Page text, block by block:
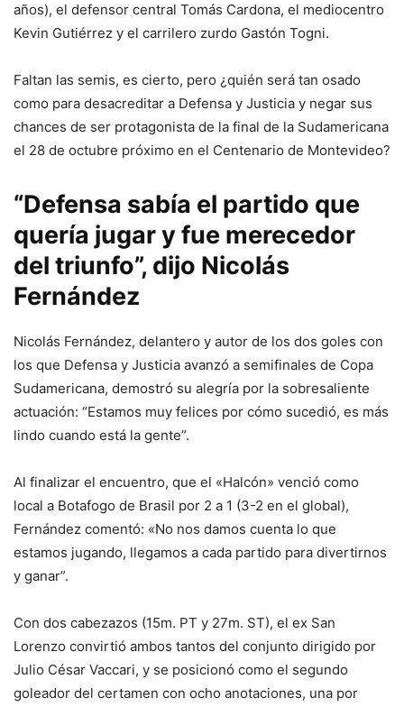
años), el defensor central Tomás Cardona, el mediocentro
Kevin Gutiérrez y el carrilero zurdo Gastón Togni.
Faltan las semis, es cierto, pero ¿quién será tan osado
como para desacreditar a Defensa y Justicia y negar sus
chances de ser protagonista de la final de la Sudamericana
el 28 de octubre próximo en el Centenario de Montevideo?
“Defensa sabía el partido que
quería jugar y fue merecedor
del triunfo”, dijo Nicolás
Fernández
Nicolás Fernández, delantero y autor de los dos goles con
los que Defensa y Justicia avanzó a semifinales de Copa
Sudamericana, demostró su alegría por la sobresaliente
actuación: “Estamos muy felices por cómo sucedió, es más
lindo cuando está la gente”.
Al finalizar el encuentro, que el «Halcón» venció como
local a Botafogo de Brasil por 2 a 1 (3-2 en el global),
Fernández comentó: «No nos damos cuenta lo que
estamos jugando, llegamos a cada partido para divertirnos
y ganar”.
Con dos cabezazos (15m. PT y 27m. ST), el ex San
Lorenzo convirtió ambos tantos del conjunto dirigido por
Julio César Vaccari, y se posicionó como el segundo
goleador del certamen con ocho anotaciones, una por